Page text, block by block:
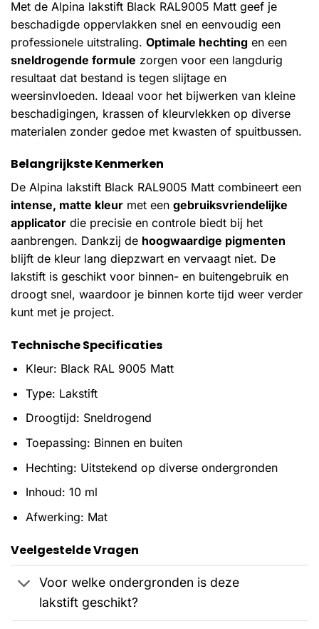
Met de Alpina lakstift Black RAL9005 Matt geef je
beschadigde oppervlakken snel en eenvoudig een
professionele uitstraling. Optimale hechting en een
sneldrogende formule zorgen voor een langdurig
resultaat dat bestand is tegen slijtage en
weersinvloeden. Ideaal voor het bijwerken van kleine
beschadigingen, krassen of kleurvlekken op diverse
materialen zonder gedoe met kwasten of spuitbussen.
Belangrijkste Kenmerken
De Alpina lakstift Black RAL9005 Matt combineert een
intense, matte kleur met een gebruiksvriendelijke
applicator die precisie en controle biedt bij het
aanbrengen. Dankzij de hoogwaardige pigmenten
blijft de kleur lang diepzwart en vervaagt niet. De
lakstift is geschikt voor binnen- en buitengebruik en
droogt snel, waardoor je binnen korte tijd weer verder
kunt met je project.
Technische Specificaties
Kleur: Black RAL 9005 Matt
Type: Lakstift
Droogtijd: Sneldrogend
Toepassing: Binnen en buiten
Hechting: Uitstekend op diverse ondergronden
Inhoud: 10 ml
Afwerking: Mat
Veelgestelde Vragen
Voor welke ondergronden is deze
lakstift geschikt?